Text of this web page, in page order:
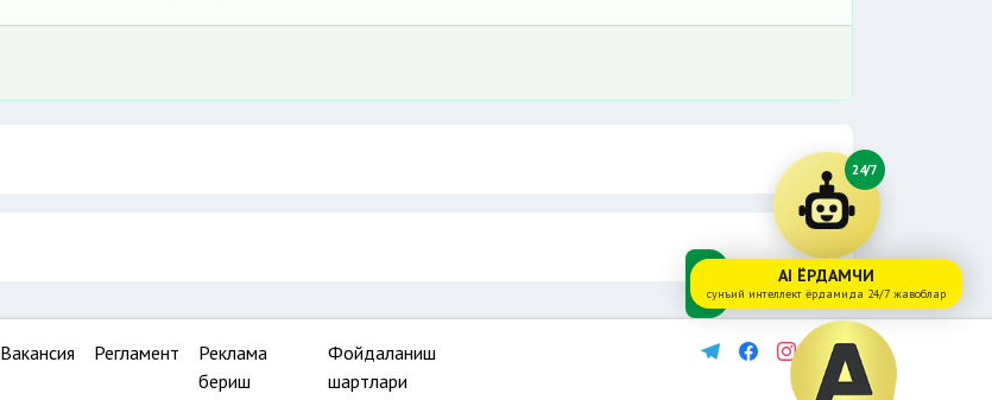
Вакансия Регламент
Реклама
бериш
Фойдаланиш
шартлари
24/7
AI ЁРДАМЧИ
сунъий интеллект ёрдамида 24/7 жавоблар